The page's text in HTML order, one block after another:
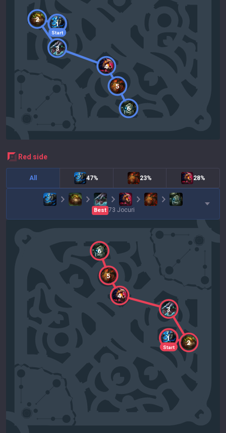
Start
1
2
3
4
5
6
red side
All 47% 23% 28%
Best 73 Jocuri
Start
1
2
3
4
5
6